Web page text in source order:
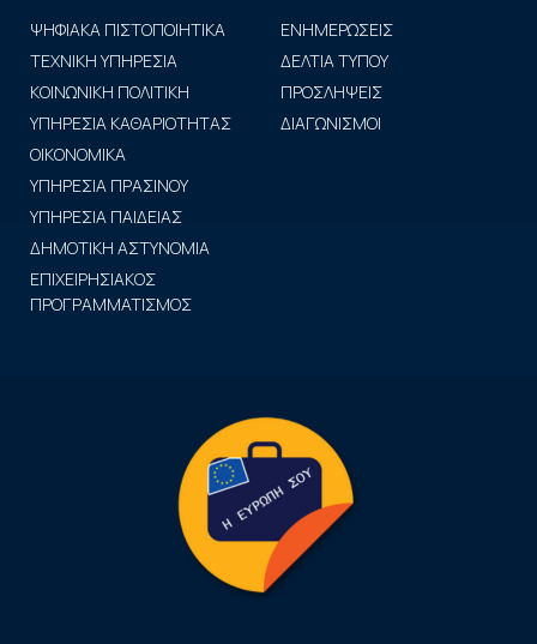
ΨΗΦΙΑΚΑ ΠΙΣΤΟΠΟΙΗΤΙΚΑ
ΤΕΧΝΙΚΗ ΥΠΗΡΕΣΙΑ
ΚΟΙΝΩΝΙΚΗ ΠΟΛΙΤΙΚΗ
ΥΠΗΡΕΣΙΑ ΚΑΘΑΡΙΟΤΗΤΑΣ
ΟΙΚΟΝΟΜΙΚΑ
ΥΠΗΡΕΣΙΑ ΠΡΑΣΙΝΟΥ
ΥΠΗΡΕΣΙΑ ΠΑΙΔΕΙΑΣ
ΔΗΜΟΤΙΚΗ ΑΣΤΥΝΟΜΙΑ
ΕΠΙΧΕΙΡΗΣΙΑΚΟΣ
ΠΡΟΓΡΑΜΜΑΤΙΣΜΟΣ
ΕΝΗΜΕΡΩΣΕΙΣ
ΔΕΛΤΙΑ ΤΥΠΟΥ
ΠΡΟΣΛΗΨΕΙΣ
ΔΙΑΓΩΝΙΣΜΟΙ